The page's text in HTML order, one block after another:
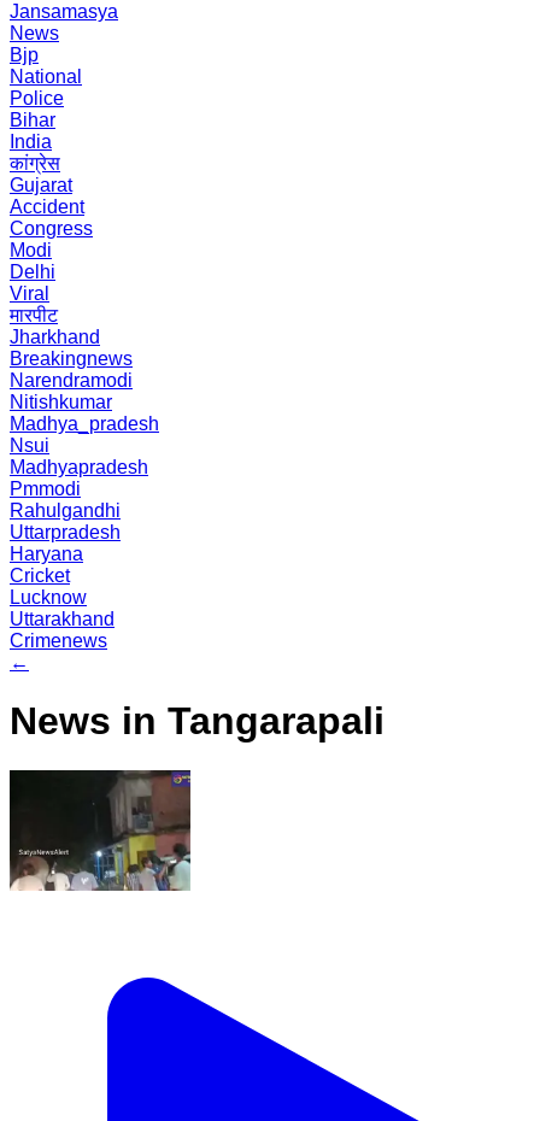
Jansamasya
News
Bjp
National
Police
Bihar
India
कांग्रेस
Gujarat
Accident
Congress
Modi
Delhi
Viral
मारपीट
Jharkhand
Breakingnews
Narendramodi
Nitishkumar
Madhya_pradesh
Nsui
Madhyapradesh
Pmmodi
Rahulgandhi
Uttarpradesh
Haryana
Cricket
Lucknow
Uttarakhand
Crimenews
←
News in Tangarapali